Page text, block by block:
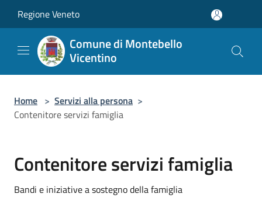
Regione Veneto
Comune di Montebello
Vicentino
Home > Servizi alla persona >
Contenitore servizi famiglia
Contenitore servizi famiglia
Bandi e iniziative a sostegno della famiglia